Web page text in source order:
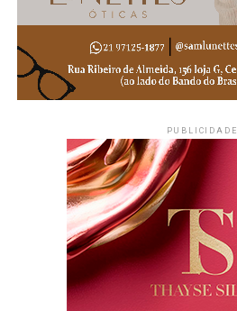
PUBLICIDADE